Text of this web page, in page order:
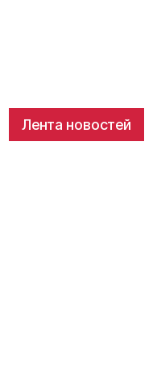
Лента новостей